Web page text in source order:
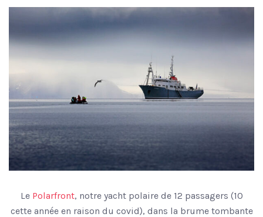
Le Polarfront, notre yacht polaire de 12 passagers (10
cette année en raison du covid), dans la brume tombante